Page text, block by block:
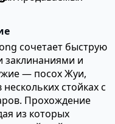
сочетает быструю
заклинаниями и
— посох Жуи,
стойках с
Прохождение
из которых